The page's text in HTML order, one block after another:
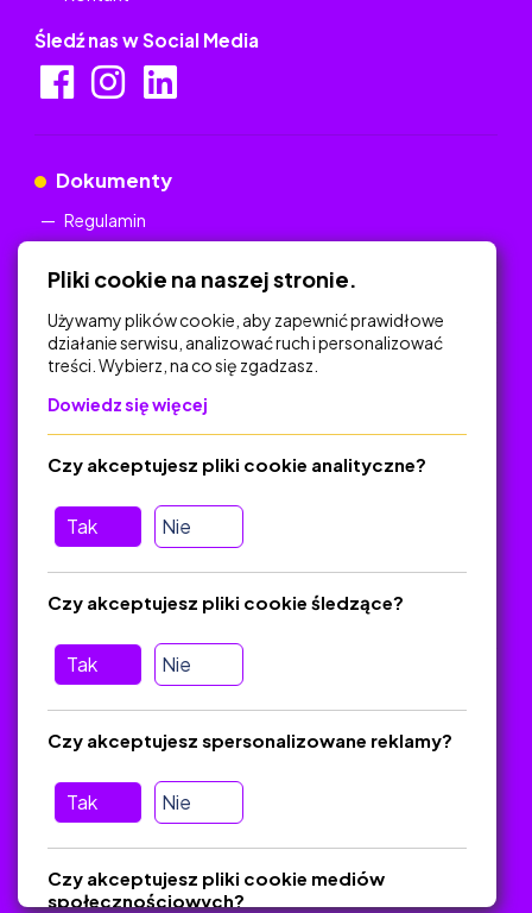
Śledź nas w Social Media
Dokumenty
Regulamin
Na skróty
Polityka Prywatności
Regulamin
O platformie
Baza materiałów dydaktycznych
Jak zostać autorem
FAQ
wiadomość nie trafiła do folderu SPAM)
Materiały chronione Prawem Autorskim.
Pliki cookie na naszej stronie.
Używamy plików cookie, aby zapewnić prawidłowe
działanie serwisu, analizować ruch i personalizować
treści. Wybierz, na co się zgadzasz.
Dowiedz się więcej
Tak Nie
Czy akceptujesz pliki cookie analityczne?
Tak Nie
Czy akceptujesz pliki cookie śledzące?
Tak Nie
Czy akceptujesz spersonalizowane reklamy?
Czy akceptujesz pliki cookie mediów
społecznościowych?